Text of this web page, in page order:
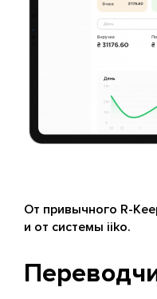
От привычного R-
и от системы iiko.